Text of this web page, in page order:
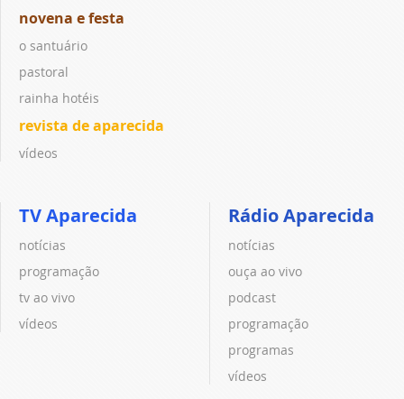
novena e festa
o santuário
pastoral
rainha hotéis
revista de aparecida
vídeos
TV Aparecida
notícias
programação
tv ao vivo
vídeos
Rádio Aparecida
notícias
ouça ao vivo
podcast
programação
programas
vídeos